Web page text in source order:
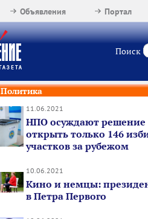
Портал
Объявления
Поиск
Политика
11.06.2021
НПО осуждают
открыть только 146
участков за рубежом
10.06.2021
Кино и немцы:
в Петра Первого